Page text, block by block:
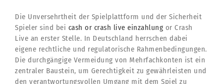
Die Unversehrtheit der Spielplattform und der Sicherheit
Spieler sind bei cash or crash live einzahlung or Crash
Live an erster Stelle. In Deutschland herrschen dabei
eigene rechtliche und regulatorische Rahmenbedingungen.
Die durchgängige Vermeidung von Mehrfachkonten ist ein
zentraler Baustein, um Gerechtigkeit zu gewährleisten und
den verantwortungsvollen Umgang mit dem Spiel zu